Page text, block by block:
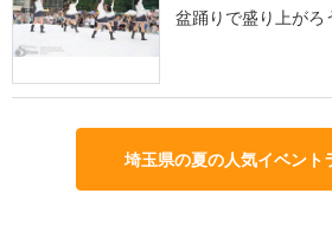
盆踊りで盛り上がろ
埼玉県の夏の人気イベント